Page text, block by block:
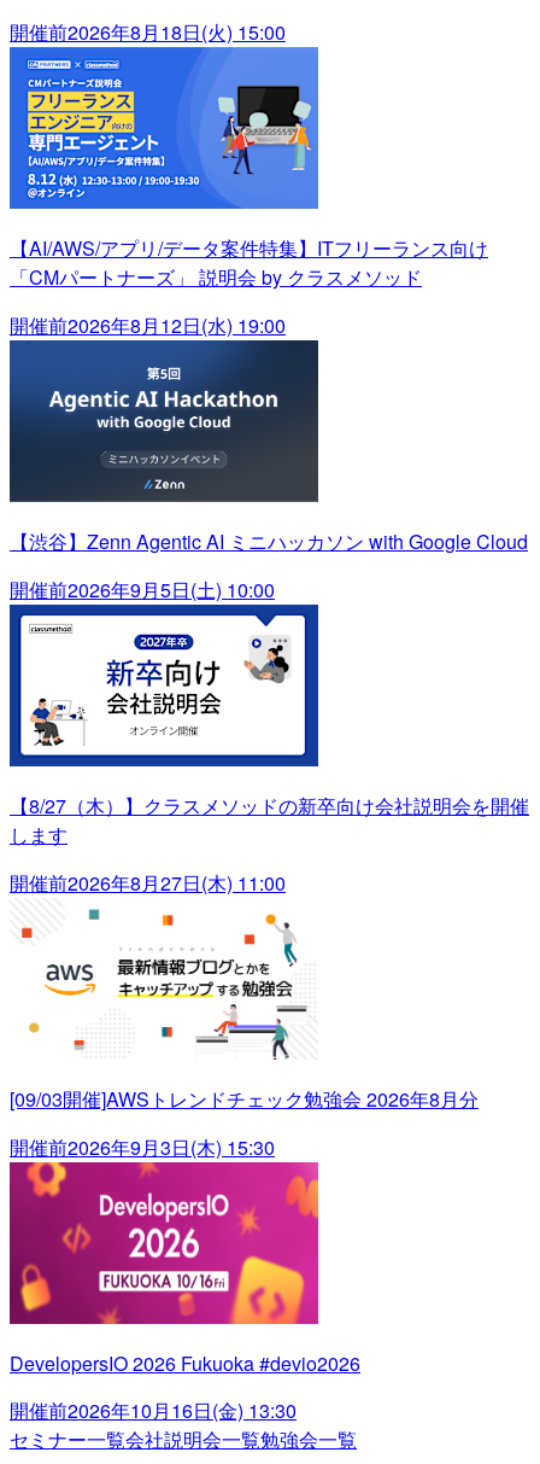
開催前2026年8月18日(火) 15:00
【AI/AWS/アプリ/データ案件特集】ITフリーランス向け
「CMパートナーズ」 説明会 by クラスメソッド
開催前2026年8月12日(水) 19:00
【渋谷】Zenn Agentic AI ミニハッカソン with Google Cloud
開催前2026年9月5日(土) 10:00
【8/27（木）】クラスメソッドの新卒向け会社説明会を開催
します
開催前2026年8月27日(木) 11:00
[09/03開催]AWSトレンドチェック勉強会 2026年8月分
開催前2026年9月3日(木) 15:30
DevelopersIO 2026 Fukuoka #devio2026
開催前2026年10月16日(金) 13:30
セミナー一覧会社説明会一覧勉強会一覧